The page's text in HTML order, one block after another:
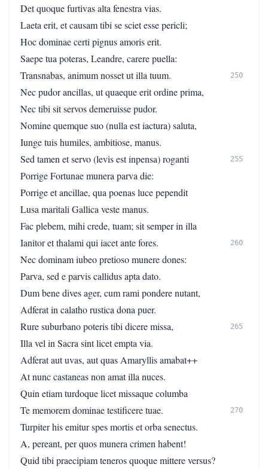
Det quoque furtivas alta fenestra vias.
Laeta erit, et causam tibi se sciet esse pericli;
Hoc dominae certi pignus amoris erit.
Saepe tua poteras, Leandre, carere puella:
Transnabas, animum nosset ut illa tuum.
250
Nec pudor ancillas, ut quaeque erit ordine prima,
Nec tibi sit servos demeruisse pudor.
Nomine quemque suo (nulla est iactura) saluta,
Iunge tuis humiles, ambitiose, manus.
Sed tamen et servo (levis est inpensa) roganti
255
Porrige Fortunae munera parva die:
Porrige et ancillae, qua poenas luce pependit
Lusa maritali Gallica veste manus.
Fac plebem, mihi crede, tuam; sit semper in illa
Ianitor et thalami qui iacet ante fores.
260
Nec dominam iubeo pretioso munere dones:
Parva, sed e parvis callidus apta dato.
Dum bene dives ager, cum rami pondere nutant,
Adferat in calatho rustica dona puer.
Rure suburbano poteris tibi dicere missa,
265
Illa vel in Sacra sint licet empta via.
Adferat aut uvas, aut quas Amaryllis amabat++
At nunc castaneas non amat illa nuces.
Quin etiam turdoque licet missaque columba
Te memorem dominae testificere tuae.
270
Turpiter his emitur spes mortis et orba senectus.
A, pereant, per quos munera crimen habent!
Quid tibi praecipiam teneros quoque mittere versus?